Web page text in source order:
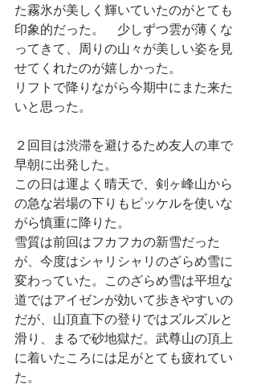
た霧氷が美しく輝いていたのがとても
印象的だった。　少しずつ雲が薄くな
ってきて、周りの山々が美しい姿を見
せてくれたのが嬉しかった。
リフトで降りながら今期中にまた来た
いと思った。
２回目は渋滞を避けるため友人の車で
早朝に出発した。
この日は運よく晴天で、剣ヶ峰山から
の急な岩場の下りもピッケルを使いな
がら慎重に降りた。
雪質は前回はフカフカの新雪だった
が、今度はシャリシャリのざらめ雪に
変わっていた。このざらめ雪は平坦な
道ではアイゼンが効いて歩きやすいの
だが、山頂直下の登りではズルズルと
滑り、まるで砂地獄だ。武尊山の頂上
に着いたころには足がとても疲れてい
た。